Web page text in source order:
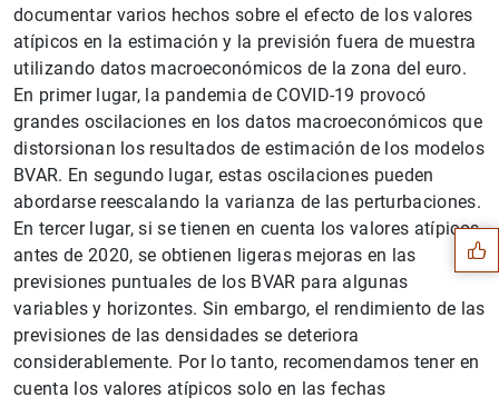
documentar varios hechos sobre el efecto de los valores
atípicos en la estimación y la previsión fuera de muestra
utilizando datos macroeconómicos de la zona del euro.
En primer lugar, la pandemia de COVID-19 provocó
grandes oscilaciones en los datos macroeconómicos que
distorsionan los resultados de estimación de los modelos
BVAR. En segundo lugar, estas oscilaciones pueden
abordarse reescalando la varianza de las perturbaciones.
En tercer lugar, si se tienen en cuenta los valores atípicos
antes de 2020, se obtienen ligeras mejoras en las
previsiones puntuales de los BVAR para algunas
variables y horizontes. Sin embargo, el rendimiento de las
previsiones de las densidades se deteriora
considerablemente. Por lo tanto, recomendamos tener en
cuenta los valores atípicos solo en las fechas
Sugerencias